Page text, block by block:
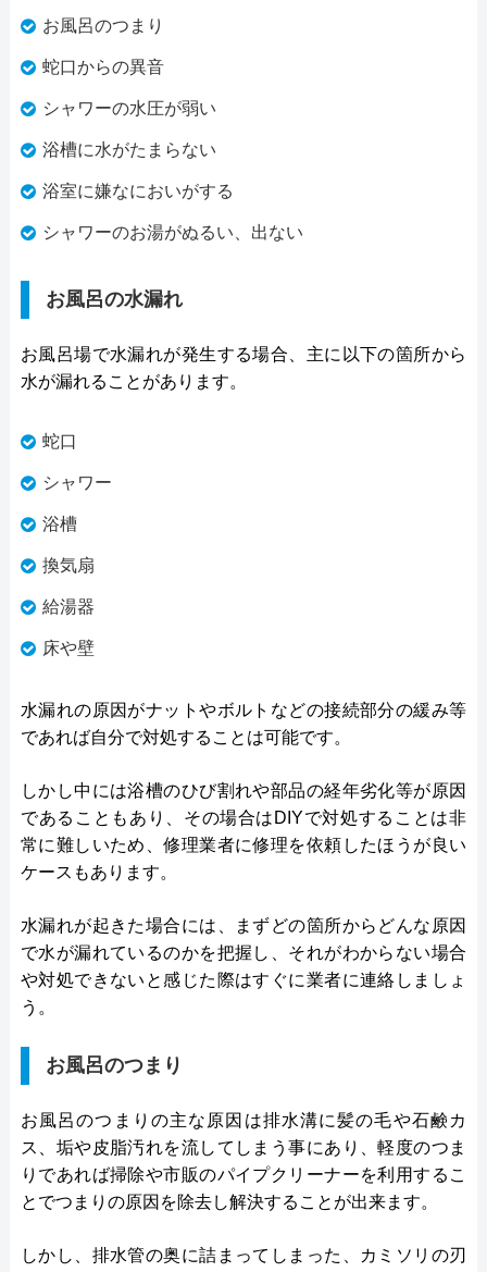
お風呂のつまり
蛇口からの異音
シャワーの水圧が弱い
浴槽に水がたまらない
浴室に嫌なにおいがする
シャワーのお湯がぬるい、出ない
お風呂の水漏れ
お風呂場で水漏れが発生する場合、主に以下の箇所から
水が漏れることがあります。
蛇口
シャワー
浴槽
換気扇
給湯器
床や壁
水漏れの原因がナットやボルトなどの接続部分の緩み等
であれば自分で対処することは可能です。
しかし中には浴槽のひび割れや部品の経年劣化等が原因
であることもあり、その場合はDIYで対処することは非
常に難しいため、修理業者に修理を依頼したほうが良い
ケースもあります。
水漏れが起きた場合には、まずどの箇所からどんな原因
で水が漏れているのかを把握し、それがわからない場合
や対処できないと感じた際はすぐに業者に連絡しましょ
う。
お風呂のつまり
お風呂のつまりの主な原因は排水溝に髪の毛や石鹸カ
ス、垢や皮脂汚れを流してしまう事にあり、軽度のつま
りであれば掃除や市販のパイプクリーナーを利用するこ
とでつまりの原因を除去し解決することが出来ます。
しかし、排水管の奥に詰まってしまった、カミソリの刃